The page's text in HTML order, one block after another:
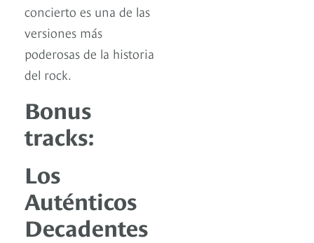
concierto es una de las
versiones más
poderosas de la historia
del rock.
Bonus
tracks:
Los
Auténticos
Decadentes